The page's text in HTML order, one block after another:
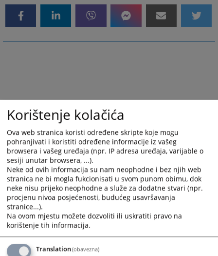
Korištenje kolačića
Ova web stranica koristi određene skripte koje mogu
pohranjivati i koristiti određene informacije iz vašeg
browsera i vašeg uređaja (npr. IP adresa uređaja, varijable o
sesiji unutar browsera, ...).
Neke od ovih informacija su nam neophodne i bez njih web
stranica ne bi mogla fukcionisati u svom punom obimu, dok
neke nisu prijeko neophodne a služe za dodatne stvari (npr.
procjenu nivoa posjećenosti, budućeg usavršavanja
stranice...).
Na ovom mjestu možete dozvoliti ili uskratiti pravo na
korištenje tih informacija.
Translation(obavezna)